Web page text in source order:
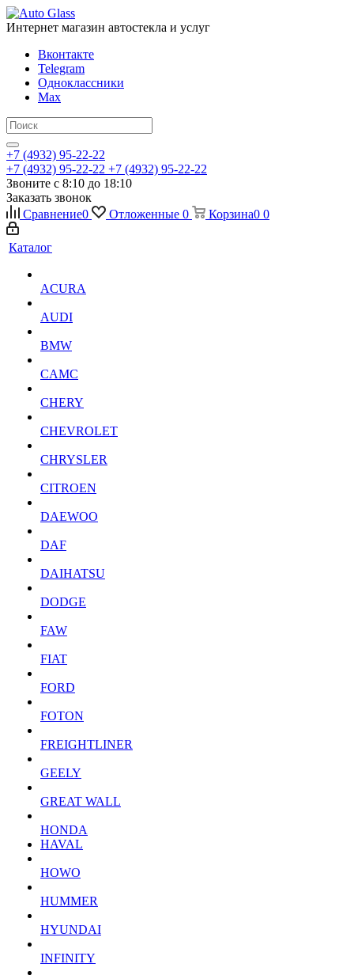
Интернет магазин автостекла и услуг
Вконтакте
Telegram
Одноклассники
Max
+7 (4932) 95-22-22
+7 (4932) 95-22-22 +7 (4932) 95-22-22
Звоните с 8:10 до 18:10
Заказать звонок
Сравнение0 Отложенные 0 Корзина0 0
Каталог
ACURA
AUDI
BMW
CAMC
CHERY
CHEVROLET
CHRYSLER
CITROEN
DAEWOO
DAF
DAIHATSU
DODGE
FAW
FIAT
FORD
FOTON
FREIGHTLINER
GEELY
GREAT WALL
HONDA
HAVAL
HOWO
HUMMER
HYUNDAI
INFINITY